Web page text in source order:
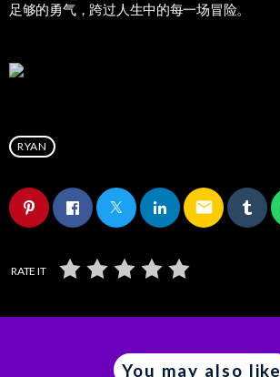
足够的勇气，跨过人生中的每一场冒险。
RYAN
email
RATE IT
You may also like